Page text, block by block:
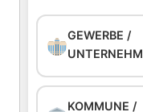
GEWERBE /
KOMMUNE /